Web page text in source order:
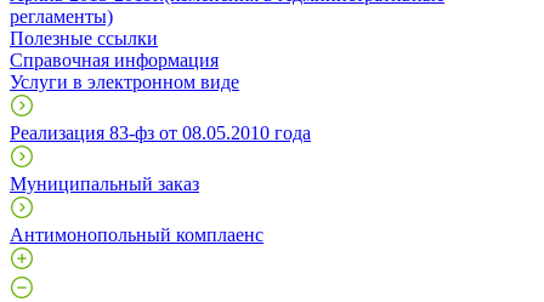
регламенты)
Полезные ссылки
Справочная информация
Услуги в электронном виде
Реализация 83-фз от 08.05.2010 года
Муниципальный заказ
Антимонопольный комплаенс